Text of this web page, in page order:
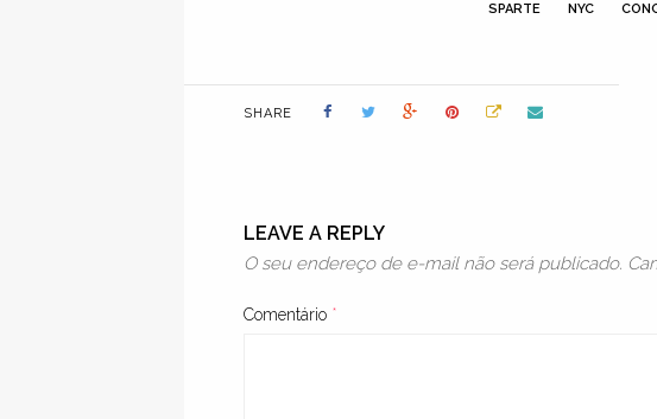
SPARTE
NYC
SHARE
LEAVE A REPLY
O seu endereço de e-mail não será publicado.
Comentário *